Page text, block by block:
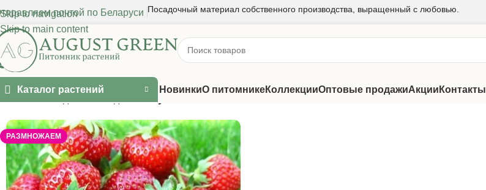
Skip to navigation
Skip to main content
почтой по Беларуси Посадочный материал собственного производства, выращенный с любовью.
Каталог растений НовинкиО питомникеКоллекцииОптовые продажиАкции Контакты
РАЗМНОЖАЕМ